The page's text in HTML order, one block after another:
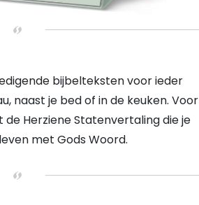
bijbelteksten voor ieder
naast je bed of in de keuken. Voor
Herziene Statenvertaling die je
met Gods Woord.